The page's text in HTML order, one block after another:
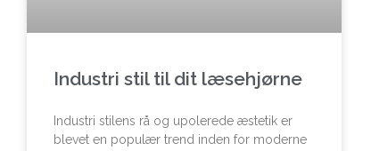
Industri stil til dit læsehjørne
Industri stilens rå og upolerede æstetik er
blevet en populær trend inden for moderne